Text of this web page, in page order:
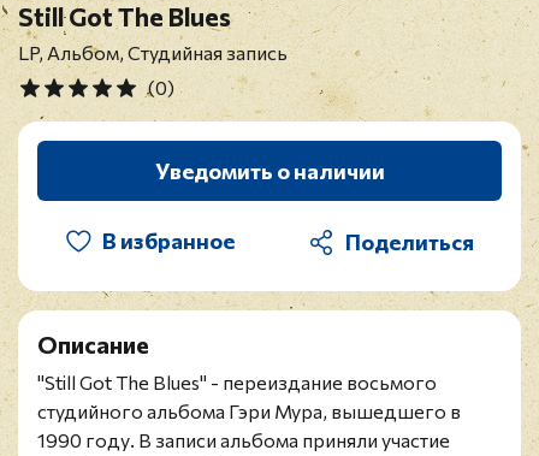
Still Got The Blues
LP, Альбом, Студийная запись
(0)
Уведомить о наличии
В избранное
Описание
"Still Got The Blues" - переиздание восьмого
студийного альбома Гэри Мура, вышедшего в
1990 году. В записи альбома приняли участие